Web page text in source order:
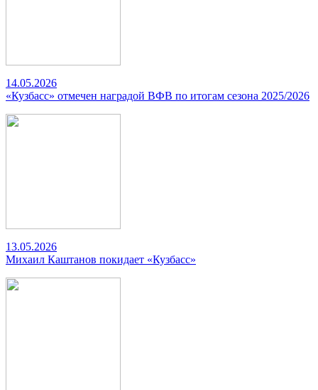
14.05.2026
«Кузбасс» отмечен наградой ВФВ по итогам сезона 2025/2026
13.05.2026
Михаил Каштанов покидает «Кузбасс»